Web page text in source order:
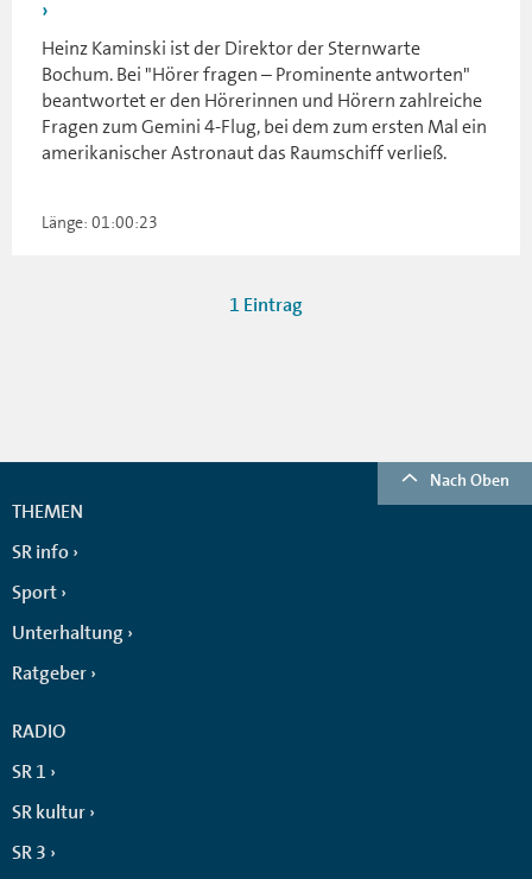
Heinz Kaminski ist der Direktor der Sternwarte
Bochum. Bei "Hörer fragen – Prominente antworten"
beantwortet er den Hörerinnen und Hörern zahlreiche
Fragen zum Gemini 4-Flug, bei dem zum ersten Mal ein
amerikanischer Astronaut das Raumschiff verließ.
Länge: 01:00:23
1 Eintrag
Nach Oben
THEMEN
SR info
Sport
Unterhaltung
Ratgeber
RADIO
SR 1
SR kultur
SR 3